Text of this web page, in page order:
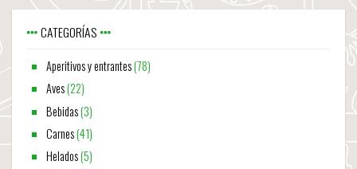
CATEGORÍAS
Aperitivos y entrantes(78)
Aves(22)
Bebidas(3)
Carnes(41)
Helados(5)